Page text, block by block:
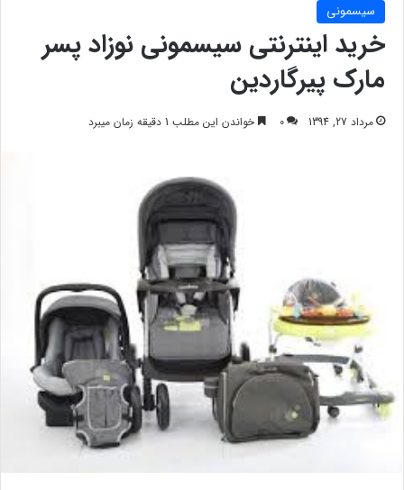
سیسمونی
خرید اینترنتی سیسمونی نوزاد پسر
مارک پیرگاردین
مرداد 27, 1394 0 خواندن این مطلب 1 دقیقه زمان میبرد